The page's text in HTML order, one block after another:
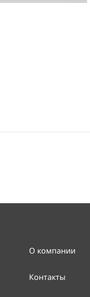
О компании
Контакты